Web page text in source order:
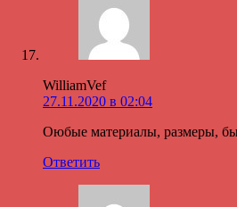
WilliamVef
27.11.2020 в 02:04
Оюбые материалы, размеры,
Ответить